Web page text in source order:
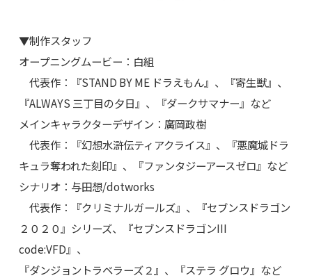
▼制作スタッフ
オープニングムービー：白組
代表作：『STAND BY ME ドラえもん』、『寄生獣』、
『ALWAYS 三丁目の夕日』、『ダークサマナー』など
メインキャラクターデザイン：廣岡政樹
代表作：『幻想水滸伝ティアクライス』、『悪魔城ドラ
キュラ奪われた刻印』、『ファンタジーアースゼロ』など
シナリオ：与田想/dotworks
代表作：『クリミナルガールズ』、『セブンスドラゴン
２０２０』シリーズ、『セブンスドラゴンIII
code:VFD』、
『ダンジョントラベラーズ２』、『ステラ グロウ』など